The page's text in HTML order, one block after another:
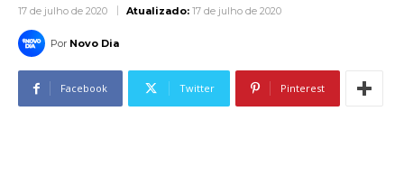
17 de julho de 2020 Atualizado: 17 de julho de 2020
Por Novo Dia
Facebook Twitter Pinterest